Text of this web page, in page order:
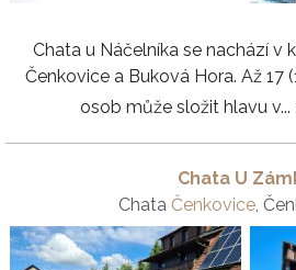
Chata u Náčelníka se nachází v
Čenkovice a Buková Hora. Až 17
osob může složit hlavu v...
Chata U
Chata Čenkovice,